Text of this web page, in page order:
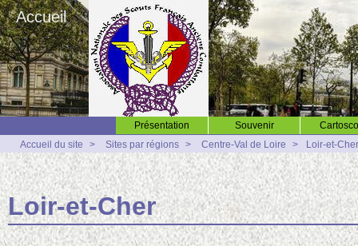
Accueil
Présentation Souvenir
Accueil du site
> Sites par régions > Centre-Val de Loire > Loir-et-Cher
Loir-et-Cher